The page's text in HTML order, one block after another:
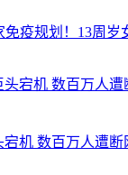
疫规划！13周岁
机 数百万人遭